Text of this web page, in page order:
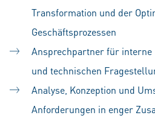
Transformation und der
Geschäftsprozessen
Ansprechpartner für interne
und technischen
Analyse, Konzeption und
Anforderungen in enger